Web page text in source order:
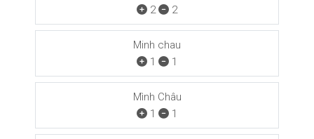
2
2
Minh chau
1
1
Mình Châu
1
1